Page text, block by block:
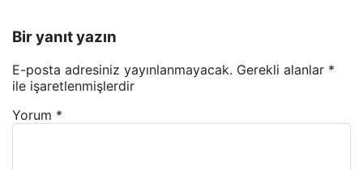
Bir yanıt yazın
E-posta adresiniz yayınlanmayacak. Gerekli alanlar *
ile işaretlenmişlerdir
Yorum *